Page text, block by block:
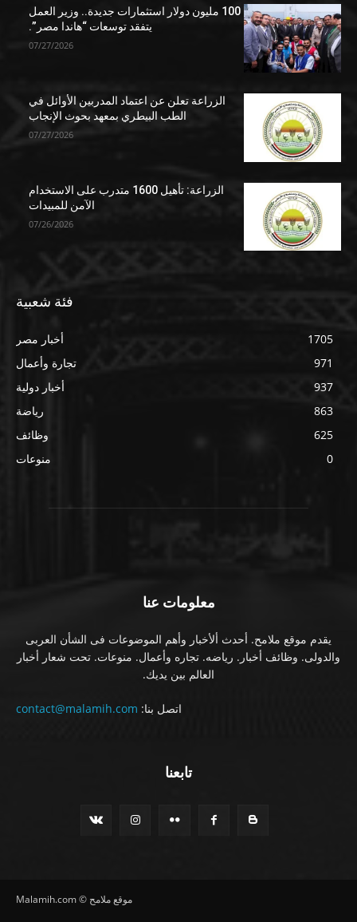
100 مليون دولار استثمارات جديدة.. وزير العمل
يتفقد توسعات “هاندا مصر”.
07/27/2026
الزراعة تعلن عن اعتماد المدربين الأوائل في
الطب البيطري بمعهد بحوث الإنجاب
07/27/2026
الزراعة: تأهيل 1600 متدرب على الاستخدام
الآمن للمبيدات
07/26/2026
فئة شعبية
أخبار مصر
1705
تجارة وأعمال
971
أخبار دولية
937
رياضة
863
وظائف
625
منوعات
0
معلومات عنا
يقدم موقع ملامح. أحدث ألأخبار وأهم الموضوعات فى الشأن العربى
والدولى. وظائف أخبار. رياضه. تجاره وأعمال. منوعات. تحت شعار أخبار
العالم بين يديك.
اتصل بنا: contact@malamih.com
تابعنا
موقع ملامح © Malamih.com